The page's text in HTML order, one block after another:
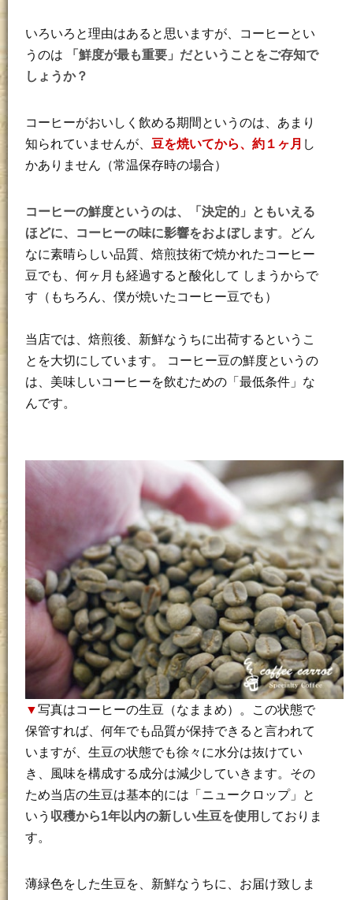
いろいろと理由はあると思いますが、コーヒーとい
うのは
「鮮度が最も重要」だということをご存知で
しょうか？
コーヒーがおいしく飲める期間というのは、あまり
知られていませんが、 豆を焼いてから、約１ヶ月 し
かありません（常温保存時の場合）
コーヒーの鮮度というのは、「決定的」ともいえる
ほどに、コーヒーの味に影響をおよぼします。どん
なに素晴らしい品質、焙煎技術で焼かれたコーヒー
豆でも、何ヶ月も経過すると酸化して しまうからで
す（もちろん、僕が焼いたコーヒー豆でも）
当店では、焙煎後、新鮮なうちに出荷するというこ
とを大切にしています。 コーヒー豆の鮮度というの
は、美味しいコーヒーを飲むための「最低条件」な
んです。
▼写真はコーヒーの生豆（なままめ）。この状態で
保管すれば、何年でも品質が保持できると言われて
いますが、生豆の状態でも徐々に水分は抜けてい
き、風味を構成する成分は減少していきます。その
ため当店の生豆は基本的には「ニュークロップ」と
いう 収穫から1年以内の新しい生豆を使用 しておりま
す。
薄緑色をした生豆を、新鮮なうちに、お届け致しま